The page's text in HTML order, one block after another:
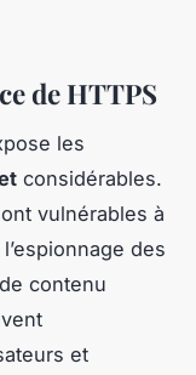
de HTTPS
les
considérables.
vulnérables à
des
contenu
et